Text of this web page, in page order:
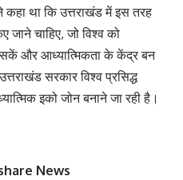
कहा था कि उत्तराखंड में इस तरह
चाहिए, जो विश्व को
सकें और आध्यात्मिकता के केंद्र बन
सरकार विश्व प्रसिद्ध
इको जोन बनाने जा रही है।
News